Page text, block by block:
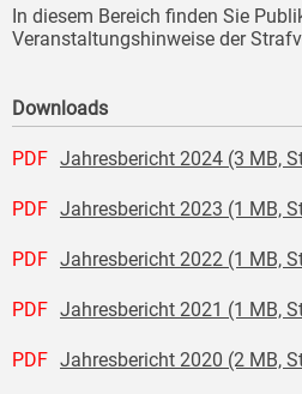
In diesem Bereich finden Sie
Veranstaltungshinweise der
Downloads
PDF Jahresbericht 2024 (3 MB,
PDF Jahresbericht 2023 (1 MB,
PDF Jahresbericht 2022 (1 MB,
PDF Jahresbericht 2021 (1 MB,
PDF Jahresbericht 2020 (2 MB,